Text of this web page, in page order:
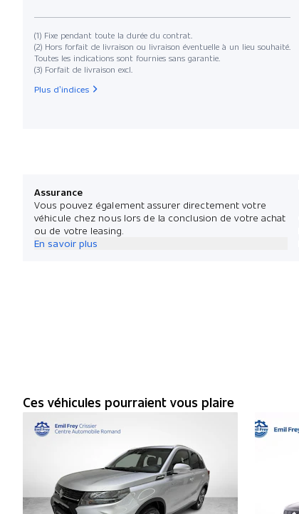
(1) Fixe pendant toute la durée du contrat.
(2) Hors forfait de livraison ou livraison éventuelle à un lieu souhaité.
Toutes les indications sont fournies sans garantie.
(3) Forfait de livraison excl.
Plus d’indices
Assurance
Vous pouvez également assurer directement votre
véhicule chez nous lors de la conclusion de votre achat
ou de votre leasing.
En savoir plus
Ces véhicules pourraient vous plaire